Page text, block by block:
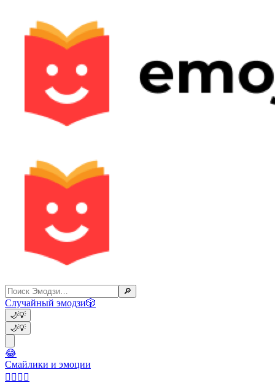
🔎
Случайный эмодзи🎲
🌙💡
🌙💡
😂
Смайлики и эмоции
👩‍❤️‍💋‍👨